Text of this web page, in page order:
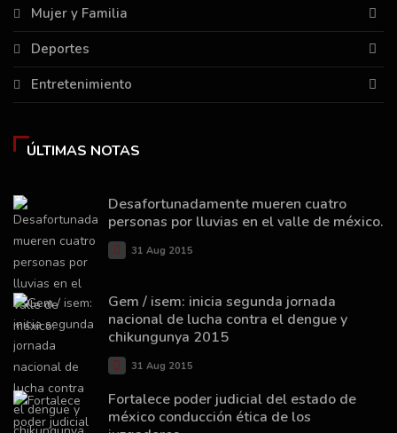
Mujer y Familia
Deportes
Entretenimiento
ÚLTIMAS NOTAS
Desafortunadamente mueren cuatro
personas por lluvias en el valle de méxico.
31 Aug 2015
Gem / isem: inicia segunda jornada
nacional de lucha contra el dengue y
chikungunya 2015
31 Aug 2015
Fortalece poder judicial del estado de
méxico conducción ética de los